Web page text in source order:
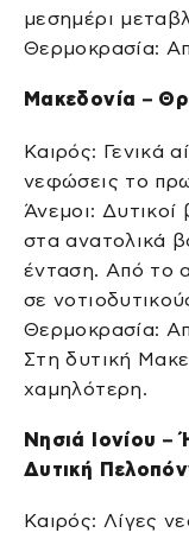
μεσημέρι
Θερμοκρασία:
Μακεδονία –
Καιρός: Γενικά
νεφώσεις το
Άνεμοι: Δυτικοί
στα ανατολικά
ένταση. Από το
σε
Θερμοκρασία:
Στη δυτική
χαμηλότερη.
Νησιά Ιονίου –
Δυτική
Καιρός: Λίγες